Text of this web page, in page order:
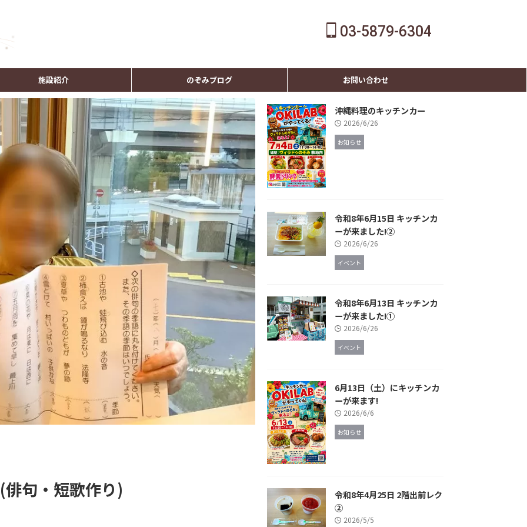
03-5879-6304
施設紹介 のぞみブログ お問い合わせ
句・短歌作り)
沖縄料理のキッチンカー
2026/6/26
お知らせ
令和8年6月15日 キッチンカ
ーが来ました!②
2026/6/26
イベント
令和8年6月13日 キッチンカ
ーが来ました!①
2026/6/26
イベント
6月13日（土）にキッチンカ
ーが来ます!
2026/6/6
お知らせ
令和8年4月25日 2階出前レク
②
2026/5/5